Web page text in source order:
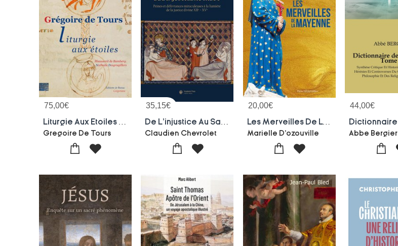
75,00€
Gregoire De Tours
35,15€
Claudien Chevrolet
20,00€
Les Merveilles De La Mayenne
Marielle D'ozouville
44,00€
Abbe Bergier